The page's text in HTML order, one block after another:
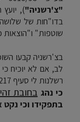
"צ'רשניה"),
בדו"חות של שלושה
שוטפות" ו"הוצאות
בצ'רשניה קבעו
לב, אם לא יוכיח
רשלנות לי סעיף 217 לפקודה. כלומר,
כי נהג בחובת
בתפקידו וכי